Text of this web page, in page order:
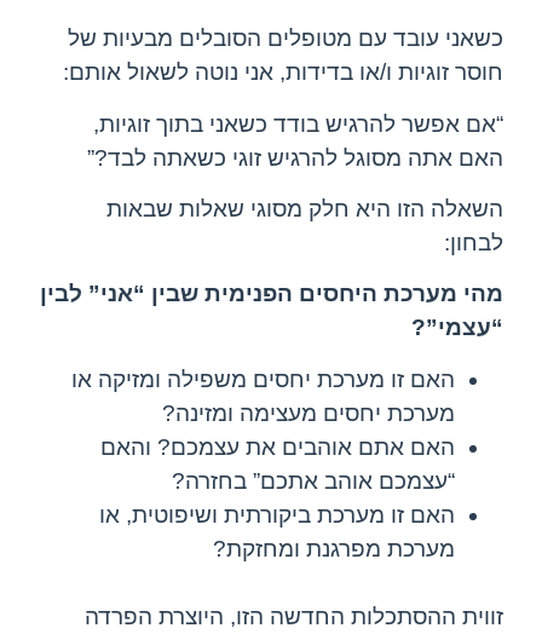
כשאני עובד עם מטופלים הסובלים מבעיות של
חוסר זוגיות ו/או בדידות, אני נוטה לשאול אותם:
“אם אפשר להרגיש בודד כשאני בתוך זוגיות,
האם אתה מסוגל להרגיש זוגי כשאתה לבד?”
השאלה הזו היא חלק מסוגי שאלות שבאות
לבחון:
מהי מערכת היחסים הפנימית שבין “אני” לבין
“עצמי”?
האם זו מערכת יחסים משפילה ומזיקה או
מערכת יחסים מעצימה ומזינה?
האם אתם אוהבים את עצמכם? והאם
“עצמכם אוהב אתכם” בחזרה?
האם זו מערכת ביקורתית ושיפוטית, או
מערכת מפרגנת ומחזקת?
זווית ההסתכלות החדשה הזו, היוצרת הפרדה